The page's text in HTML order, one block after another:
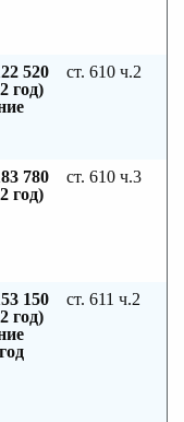
520
год)
ст. 610 ч.2
780
год)
ст. 610 ч.3
150
год)
ст. 611 ч.2